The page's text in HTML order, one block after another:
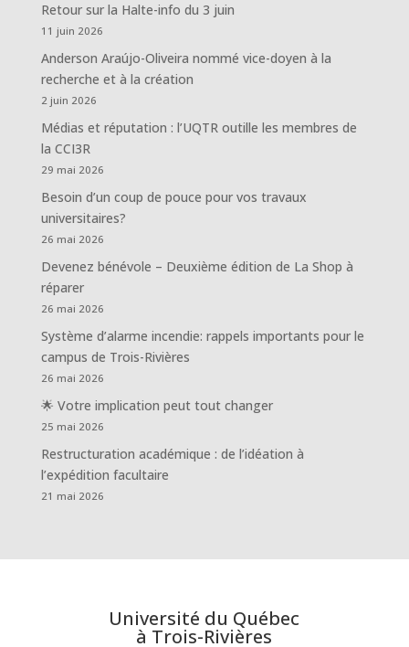
Retour sur la Halte-info du 3 juin
11 juin 2026
Anderson Araújo-Oliveira nommé vice-doyen à la
recherche et à la création
2 juin 2026
Médias et réputation : l’UQTR outille les membres de
la CCI3R
29 mai 2026
Besoin d’un coup de pouce pour vos travaux
universitaires?
26 mai 2026
Devenez bénévole – Deuxième édition de La Shop à
réparer
26 mai 2026
Système d’alarme incendie: rappels importants pour le
campus de Trois-Rivières
26 mai 2026
🌟 Votre implication peut tout changer
25 mai 2026
Restructuration académique : de l’idéation à
l’expédition facultaire
21 mai 2026
Université du Québec
à Trois-Rivières